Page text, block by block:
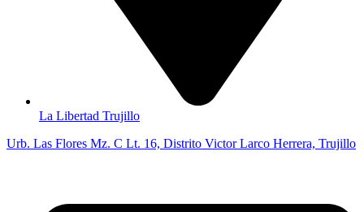
La Libertad Trujillo
Urb. Las Flores Mz. C Lt. 16, Distrito Victor Larco Herrera, Trujillo